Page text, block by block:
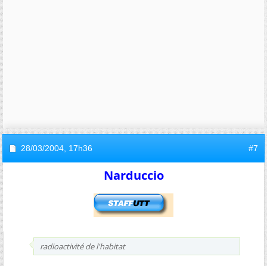
28/03/2004, 17h36 #7
Narduccio
radioactivité de l'habitat